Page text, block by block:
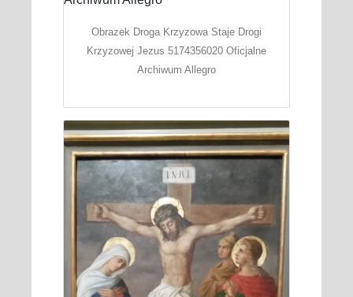
Obrazek Droga Krzyzowa Staje Drogi
Krzyzowej Jezus 5174356020 Oficjalne
Archiwum Allegro